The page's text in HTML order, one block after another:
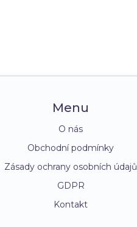
Menu
O nás
Obchodní podmínky
Zásady ochrany osobních údajů
GDPR
Kontakt